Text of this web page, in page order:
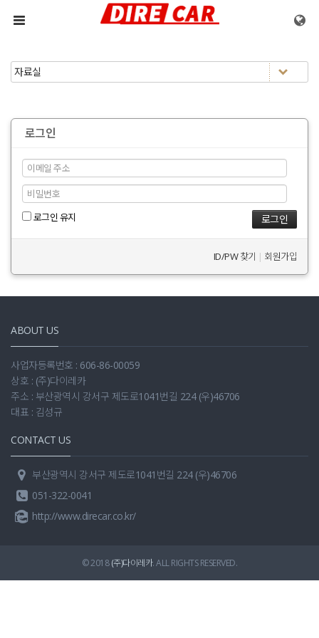
메뉴 건너뛰기
로그인
로그인 유지
ID/PW 찾기 | 회원가입
ABOUT US
사업자등록번호 : 606-86-00059
상호 : (주)다이레카
주소 : 부산광역시 강서구 제도로1041번길 224 (우)46706
대표 : 김성규
CONTACT US
부산광역시 강서구 제도로1041번길 224 (우)46706
051-322-0041
http://www.direcar.co.kr/
© 2018(주)다이레카. ALL RIGHTS RESERVED.